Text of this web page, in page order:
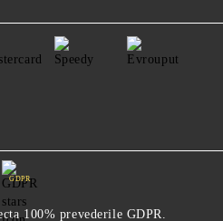
GDPR
100% prevederile GDPR.